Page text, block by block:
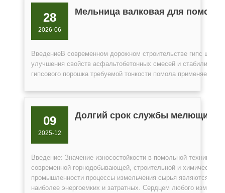
28
2026-06
Мельница валковая для помола
ВведениеВ современном дорожном строительстве гипс
улучшения свойств асфальтобетонных смесей и
гипсового порошка требуемой тонкости помола применяется
09
2025-12
Долгий срок службы мелющих
Введение: Значение износостойкости в помольной технике В
современной горнодобывающей, строительной и химической
промышленности процессы измельчения сырья являются
наиболее энергоемких и затратных. Сердцем любого